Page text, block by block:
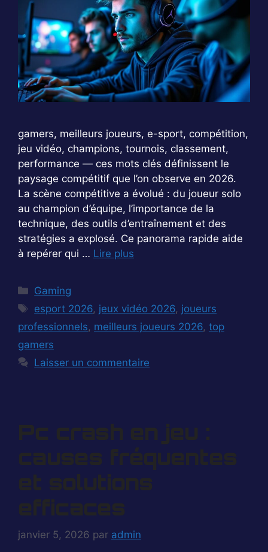
gamers, meilleurs joueurs, e-sport, compétition,
jeu vidéo, champions, tournois, classement,
performance — ces mots clés définissent le
paysage compétitif que l’on observe en 2026.
La scène compétitive a évolué : du joueur solo
au champion d’équipe, l’importance de la
technique, des outils d’entraînement et des
stratégies a explosé. Ce panorama rapide aide
à repérer qui … Lire plus
Catégories
Gaming
Étiquettes
esport 2026, jeux vidéo 2026, joueurs
professionnels, meilleurs joueurs 2026, top
gamers
Laisser un commentaire
Pc crash en jeu :
causes fréquentes
et solutions
efficaces
janvier 5, 2026 par admin